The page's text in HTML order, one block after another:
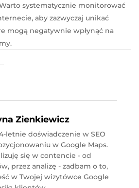
systematycznie monitorować
aby zazwyczaj unikać
mogą negatywnie wpłynąć na
Zienkiewicz
letnie doświadczenie w SEO
w Google Maps.
się w contencie - od
przez analizę - zadbam o to,
w Twojej wizytówce Google